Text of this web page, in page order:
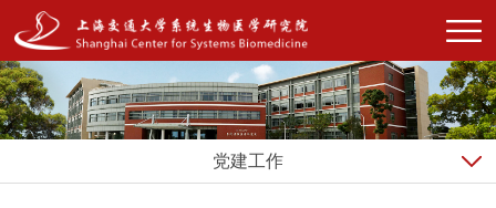
党建工作